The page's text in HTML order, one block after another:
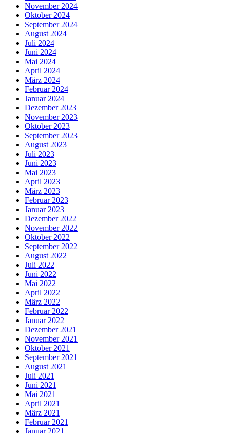
November 2024
Oktober 2024
September 2024
August 2024
Juli 2024
Juni 2024
Mai 2024
April 2024
März 2024
Februar 2024
Januar 2024
Dezember 2023
November 2023
Oktober 2023
September 2023
August 2023
Juli 2023
Juni 2023
Mai 2023
April 2023
März 2023
Februar 2023
Januar 2023
Dezember 2022
November 2022
Oktober 2022
September 2022
August 2022
Juli 2022
Juni 2022
Mai 2022
April 2022
März 2022
Februar 2022
Januar 2022
Dezember 2021
November 2021
Oktober 2021
September 2021
August 2021
Juli 2021
Juni 2021
Mai 2021
April 2021
März 2021
Februar 2021
Januar 2021